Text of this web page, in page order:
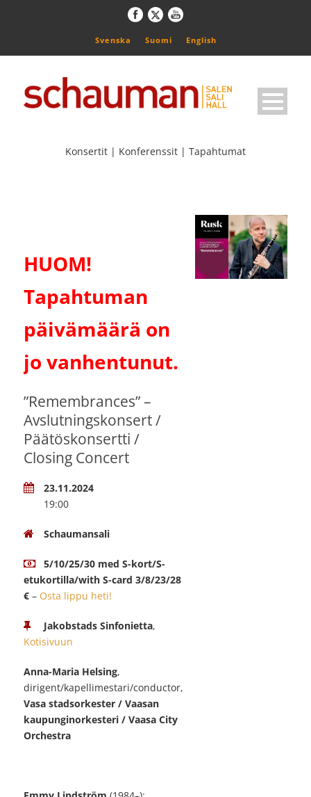
Svenska Suomi English
Konsertit | Konferenssit | Tapahtumat
HUOM!
Tapahtuman
päivämäärä on
jo vanhentunut.
”Remembrances” –
Avslutningskonsert /
Päätöskonsertti /
Closing Concert
23.11.2024
19:00
Schaumansali
5/10/25/30 med S-kort/S-
etukortilla/with S-card 3/8/23/28
€ – Osta lippu heti!
Jakobstads Sinfonietta,
Kotisivuun
Anna-Maria Helsing,
dirigent/kapellimestari/conductor,
Vasa stadsorkester / Vaasan
kaupunginorkesteri / Vaasa City
Orchestra